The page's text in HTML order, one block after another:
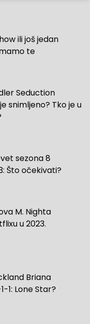
ili još jedan
te
Seduction
snimljeno? Tko je u
sezona 8
Što očekivati?
M. Nighta
u 2023.
Briana
1: Lone Star?